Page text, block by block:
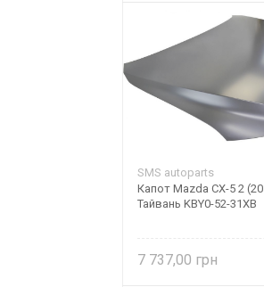
SMS autoparts
Капот Mazda CX-5 2
Тайвань KBY0-52-31XB
7 737,00